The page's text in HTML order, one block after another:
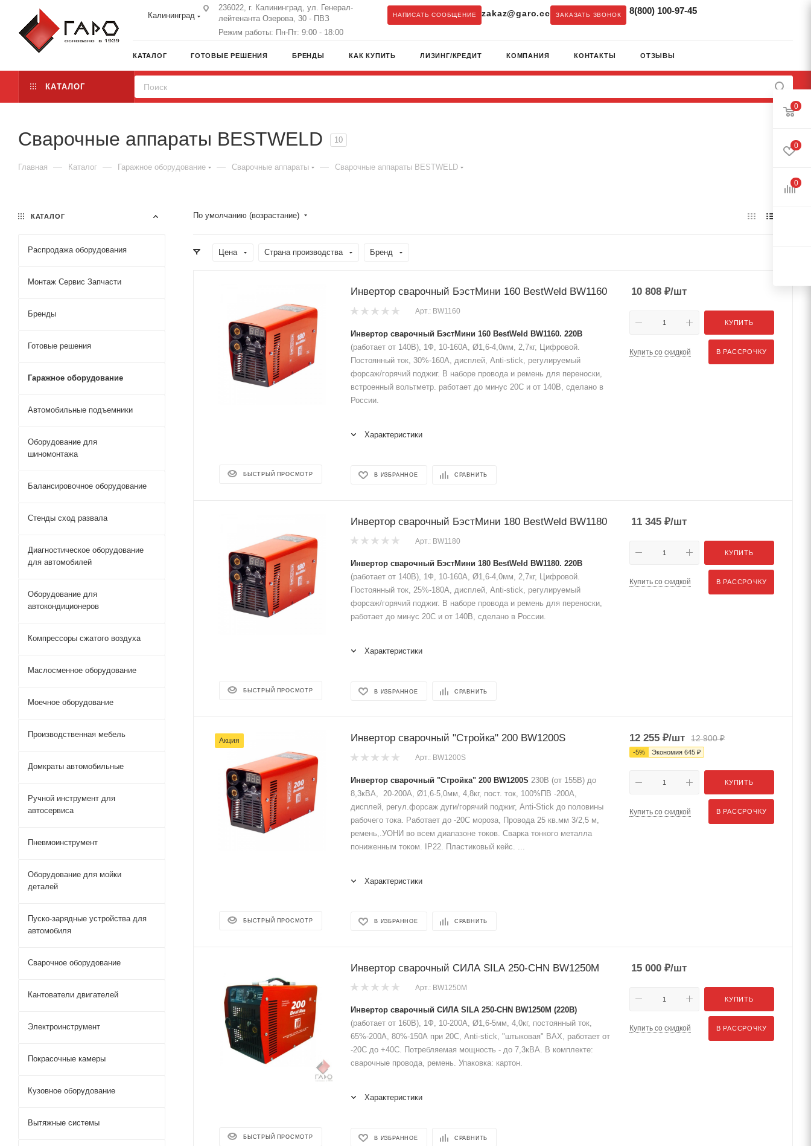
Калининград
236022, г. Калининград, ул. Генерал-
лейтенанта Озерова, 30 - ПВЗ
Режим работы: Пн-Пт: 9:00 - 18:00
НАПИСАТЬ СООБЩЕНИЕ zakaz@garo.cc ЗАКАЗАТЬ ЗВОНОК 8(800) 100-97-45
КАТАЛОГ ГОТОВЫЕ РЕШЕНИЯ БРЕНДЫ КАК КУПИТЬ ЛИЗИНГ/КРЕДИТ КОМПАНИЯ КОНТАКТЫ ОТЗЫВЫ
КАТАЛОГ
Сварочные аппараты BESTWELD 10
Главная — Каталог — Гаражное оборудование — Сварочные аппараты — Сварочные аппараты BESTWELD
По умолчанию (возрастание)
Цена Страна производства Бренд
БЫСТРЫЙ ПРОСМОТР
Инвертор сварочный БэстМини 160 BestWeld BW1160
Арт.: BW1160
Инвертор сварочный БэстМини 160 BestWeld BW1160. 220В
(работает от 140В), 1Ф, 10-160A, Ø1,6-4,0мм, 2,7кг, Цифровой.
Постоянный ток, 30%-160А, дисплей, Anti-stick, регулируемый
форсаж/горячий поджиг. В наборе провода и ремень для переноски,
встроенный вольтметр. работает до минус 20С и от 140В, сделано в
России.
Характеристики
В ИЗБРАННОЕ СРАВНИТЬ
10 808 ₽/шт
КУПИТЬ
Купить со скидкой В РАССРОЧКУ
БЫСТРЫЙ ПРОСМОТР
Инвертор сварочный БэстМини 180 BestWeld BW1180
Арт.: BW1180
Инвертор сварочный БэстМини 180 BestWeld BW1180. 220В
(работает от 140В), 1Ф, 10-160A, Ø1,6-4,0мм, 2,7кг, Цифровой.
Постоянный ток, 25%-180А, дисплей, Anti-stick, регулируемый
форсаж/горячий поджиг. В наборе провода и ремень для переноски,
работает до минус 20С и от 140В, сделано в России.
Характеристики
В ИЗБРАННОЕ СРАВНИТЬ
11 345 ₽/шт
КУПИТЬ
Купить со скидкой В РАССРОЧКУ
Акция
БЫСТРЫЙ ПРОСМОТР
Инвертор сварочный "Стройка" 200 BW1200S
Арт.: BW1200S
Инвертор сварочный "Стройка" 200 BW1200S 230В (от 155В) до
8,3кВА, 20-200A, Ø1,6-5,0мм, 4,8кг, пост. ток, 100%ПВ -200А,
дисплей, регул.форсаж дуги/горячий поджиг, Anti-Stick до половины
рабочего тока. Работает до -20С мороза, Провода 25 кв.мм 3/2,5 м,
ремень,.УОНИ во всем диапазоне токов. Сварка тонкого металла
пониженным током. IP22. Пластиковый кейс. ...
Характеристики
В ИЗБРАННОЕ СРАВНИТЬ
12 255 ₽/шт 12 900₽
-5% Экономия 645 ₽
КУПИТЬ
Купить со скидкой В РАССРОЧКУ
БЫСТРЫЙ ПРОСМОТР
Инвертор сварочный СИЛА SILA 250-CHN BW1250M
Арт.: BW1250M
Инвертор сварочный СИЛА SILA 250-CHN BW1250M (220В)
(работает от 160В), 1Ф, 10-200А, Ø1,6-5мм, 4,0кг, постоянный ток,
65%-200А, 80%-150А при 20С, Anti-stick, "штыковая" ВАХ, работает от
-20С до +40С. Потребляемая мощность - до 7,3кВА. В комплекте:
сварочные провода, ремень. Упаковка: картон.
Характеристики
В ИЗБРАННОЕ СРАВНИТЬ
15 000 ₽/шт
КУПИТЬ
Купить со скидкой В РАССРОЧКУ
КАТАЛОГ
Распродажа оборудования
Монтаж Сервис Запчасти
Бренды
Готовые решения
Гаражное оборудование
Автомобильные подъемники
Оборудование для
шиномонтажа
Балансировочное оборудование
Стенды сход развала
Диагностическое оборудование
для автомобилей
Оборудование для
автокондиционеров
Компрессоры сжатого воздуха
Маслосменное оборудование
Моечное оборудование
Производственная мебель
Домкраты автомобильные
Ручной инструмент для
автосервиса
Пневмоинструмент
Оборудование для мойки
деталей
Пуско-зарядные устройства для
автомобиля
Сварочное оборудование
Кантователи двигателей
Электроинструмент
Покрасочные камеры
Кузовное оборудование
Вытяжные системы
0
0
0